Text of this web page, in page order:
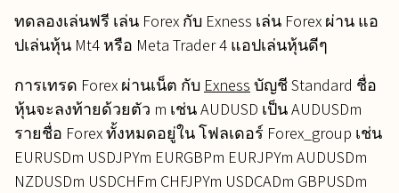
ทดลองเล่นฟรี เล่น Forex กับ Exness เล่น Forex ผ่าน แอ
ปเล่นหุ้น Mt4 หรือ Meta Trader 4 แอปเล่นหุ้นดีๆ
การเทรด Forex ผ่านเน็ต กับ Exness บัญชี Standard ชื่อ
หุ้นจะลงท้ายด้วยตัว m เช่น AUDUSD เป็น AUDUSDm
รายชื่อ Forex ทั้งหมดอยู่ใน โฟลเดอร์ Forex_group เช่น
EURUSDm USDJPYm EURGBPm EURJPYm AUDUSDm
NZDUSDm USDCHFm CHFJPYm USDCADm GBPUSDm